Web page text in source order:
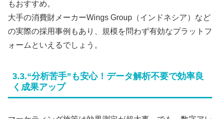
もおすすめ。
大手の消費財メーカーWings Group（インドネシア）など
の実際の採用事例もあり、規模を問わず有効なプラットフ
ォームといえるでしょう。
3.3.“分析苦手”も安心！データ解析不要で効率良
く成果アップ